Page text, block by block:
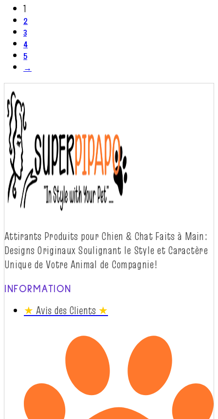
1
2
3
4
5
→
Attirants Produits pour Chien & Chat Faits à Main:
Designs Originaux Soulignant le Style et Caractère
Unique de Votre Animal de Compagnie!
INFORMATION
★ Avis des Clients ★